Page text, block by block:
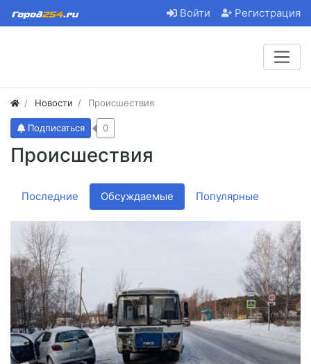
Войти Регистрация
Новости Происшествия
Происшествия
Подписаться 0
Последние Обсуждаемые Популярные